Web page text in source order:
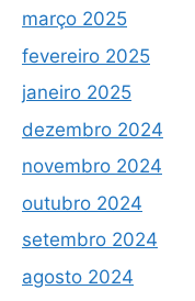
março 2025
fevereiro 2025
janeiro 2025
dezembro 2024
novembro 2024
outubro 2024
setembro 2024
agosto 2024